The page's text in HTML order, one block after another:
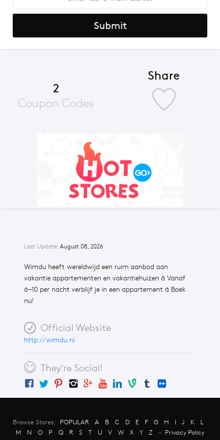
Last Update: August 08, 2026
Wimdu heeft wereldwijd een ruim aanbod aan
vakantie appartementen en vakantiehuizen â Vanaf
â¬10 per nacht verblijf je in een appartement â Boek
nu!
Official Website
http://wimdu.nl
They're Social!
Submit
2
Coupon Codes
Share
Browse Stores: POPULAR A B C D E F G H I J K
L
M
N O P Q R S T U V W X Y Z - Privacy Policy